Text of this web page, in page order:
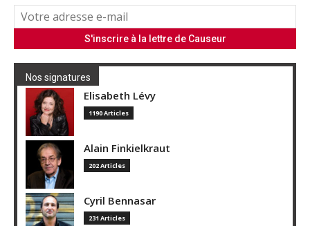
Nos signatures
Elisabeth Lévy
1190 Articles
Alain Finkielkraut
202 Articles
Cyril Bennasar
231 Articles